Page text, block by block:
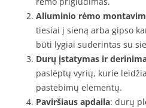
Aliuminio rėmo
tiesiai į sieną arba gipso
būti lygiai suderintas su
Durų įstatymas ir
paslėptų vyrių, kurie
pastebimų elementų.
Paviršiaus apdaila: durų